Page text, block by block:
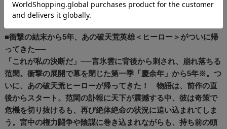
は、己の信念と正義を貫き、宿命の試練へと挑む──。
■衝撃の結末から5年、あの破天荒英雄＜ヒーロー＞がついに帰
ってきた──
「これが私の決断だ」──言氷雲に背後から刺され、崩れ落ちる
范閑。衝撃の展開で幕を閉じた第一季「慶余年」から5年※。つ
いに、あの破天荒ヒーローが帰ってきた！ 物語は、前作の直
後からスタート。范閑の訃報に天下が震撼する中、彼は奇策で
危機を切り抜けるも、再び絶体絶命の状況に追い込まれてしま
う。宮中の権力闘争や陰謀に巻き込まれながらも、持ち前の頭